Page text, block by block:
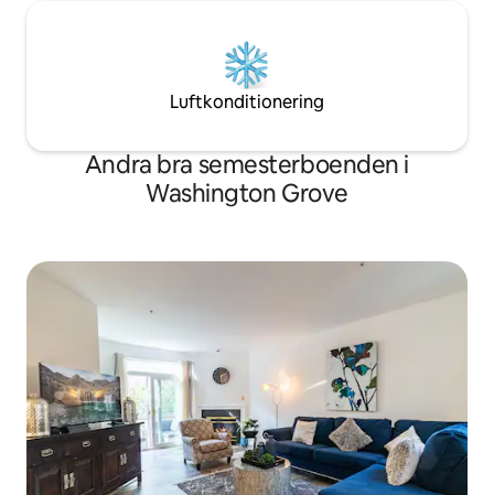
Luftkonditionering
Andra bra semesterboenden i
Washington Grove